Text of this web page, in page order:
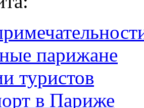
парижане
туристов
в Париже